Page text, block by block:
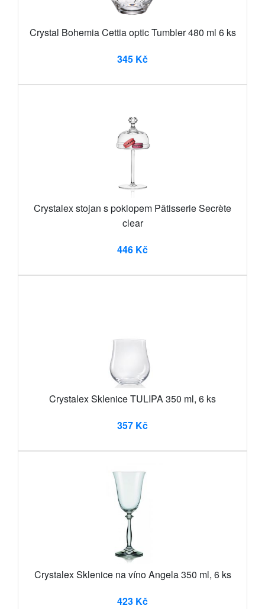
Crystal Bohemia Cettia optic Tumbler 480 ml 6 ks
345 Kč
Crystalex stojan s poklopem Pâtisserie Secrète
clear
446 Kč
Crystalex Sklenice TULIPA 350 ml, 6 ks
357 Kč
Crystalex Sklenice na víno Angela 350 ml, 6 ks
423 Kč